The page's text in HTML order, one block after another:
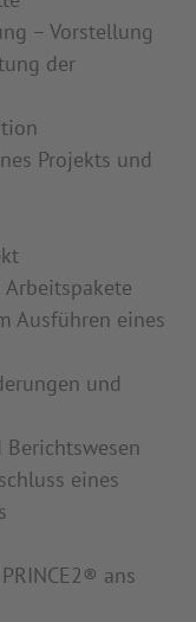
– Vorstellung
der
Projekts und
Ausführen eines
und
eines
ans